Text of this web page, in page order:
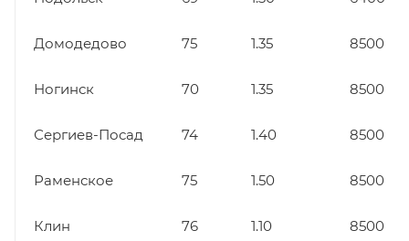
Домодедово 75 1.35 8500
Ногинск 70 1.35 8500
Сергиев-Посад 74 1.40 8500
Раменское 75 1.50 8500
Клин 76 1.10 8500